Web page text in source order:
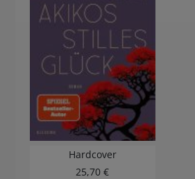
Hardcover
25,70 €